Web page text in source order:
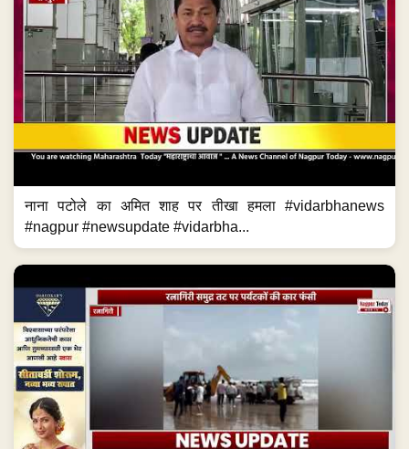
नाना पटोले का अमित शाह पर तीखा हमला #vidarbhanews
#nagpur #newsupdate #vidarbha...